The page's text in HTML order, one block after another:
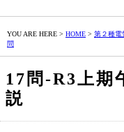
YOU ARE HERE > HOME > 第２種電
問
17問‐R3上期
説